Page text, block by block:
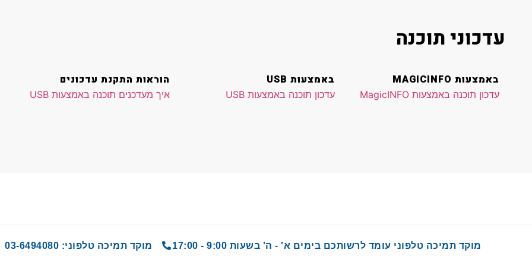
עדכוני תוכנה
באמצעות MAGICINFO
עדכון תוכנה באמצעות MagicINFO
באמצעות USB
עדכון תוכנה באמצעות USB
הוראות התקנת עדכונים
איך מעדכנים תוכנה באמצעות USB
מוקד תמיכה טלפוני עומד לרשותכם בימים א' - ה' בשעות 9:00 - 17:00 מוקד תמיכה טלפוני: 03-6494080